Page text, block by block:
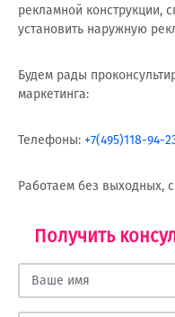
рекламной конструкции,
установить наружную
Будем рады
маркетинга:
Телефоны: +7(495)118-94-
Работаем без выходных, с
Получить